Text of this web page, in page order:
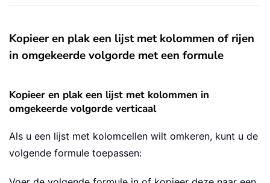
Kopieer en plak een lijst met kolommen of rijen
in omgekeerde volgorde met een formule
Kopieer en plak een lijst met kolommen in
omgekeerde volgorde verticaal
Als u een lijst met kolomcellen wilt omkeren, kunt u de
volgende formule toepassen: